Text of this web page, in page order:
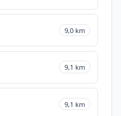
9,0 km
9,1 km
9,1 km